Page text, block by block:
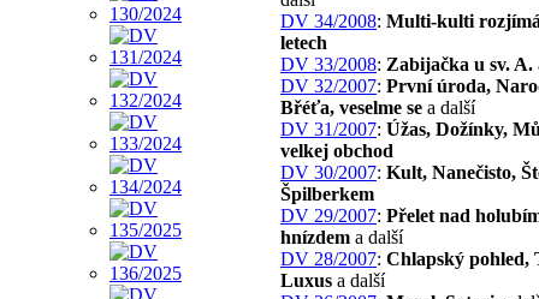
DV 34/2008: Multi-kulti
letech
DV 33/2008: Zabijačka u sv. A.
DV 32/2007: První úroda,
Břéťa, veselme se a další
DV 31/2007: Úžas, Dožínky,
velkej obchod
DV 30/2007: Kult, Nanečisto,
Špilberkem
DV 29/2007: Přelet nad
hnízdem a další
DV 28/2007: Chlapský pohled,
Luxus a další